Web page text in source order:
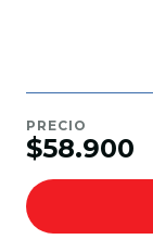
PRECIO
$58.900